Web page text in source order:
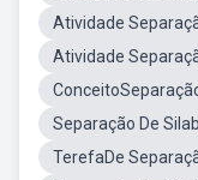
Atividade
Atividade
Separação De
TerefaDe